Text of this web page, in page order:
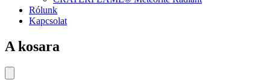
Rólunk
Kapcsolat
A kosara